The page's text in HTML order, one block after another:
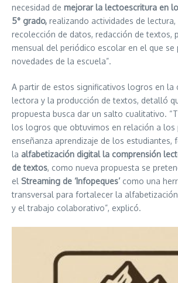
necesidad de mejorar la lectoescritura en
5° grado, realizando actividades de lectura,
recolección de datos, redacción de textos,
mensual del periódico escolar en el que se
novedades de la escuela”.
A partir de estos significativos logros en la
lectora y la producción de textos, detalló
propuesta busca dar un salto cualitativo.
los logros que obtuvimos en relación a los
enseñanza aprendizaje de los estudiantes,
la alfabetización digital la comprensión
de textos, como nueva propuesta se
el Streaming de ‘Infopeques’ como una
transversal para fortalecer la
y el trabajo colaborativo”, explicó.